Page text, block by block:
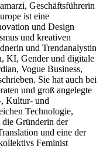
Geschäftsführerin
ist eine
und Design
und kreativen
und Trendanalystin
KI, Gender und digitale
Vogue Business,
Sie hat auch bei
und groß angelegte
Kultur- und
Technologie,
Gründerin der
und eine der
Feminist